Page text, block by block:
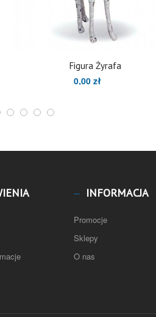
Figura Żyrafa
0,00 zł
INFORMACJA
Promocje
Sklepy
O nas